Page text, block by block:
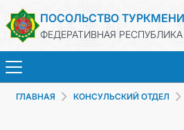
ПОСОЛЬСТВО
ФЕДЕРАТИВНАЯ
STARTSEITE
ГЛАВНАЯ КОНСУЛЬСКИЙ ОТДЕЛ